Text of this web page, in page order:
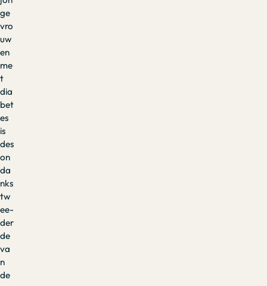
ge
vro
uw
en
me
t
dia
bet
es
is
des
on
da
nks
tw
ee-
der
de
va
n
de